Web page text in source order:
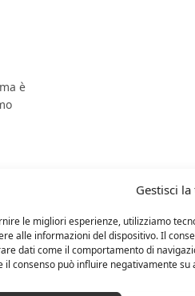
Gestisci
le migliori esperienze, utilizziamo
alle informazioni del dispositivo. Il
dati come il comportamento di
il consenso può influire negativamente
è